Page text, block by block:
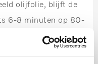
olijfolie, blijft de
6-8 minuten op 80-
dan op matig vuur in